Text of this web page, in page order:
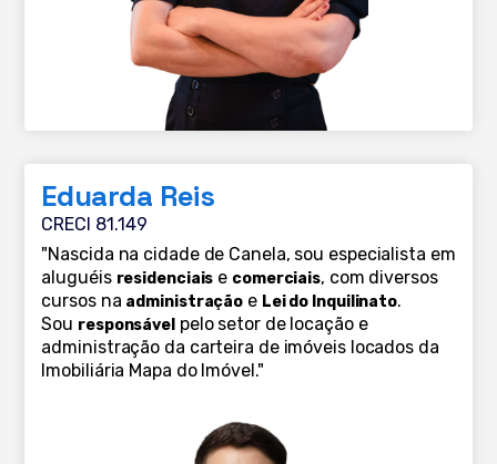
Eduarda Reis
CRECI 81.149
"Nascida na cidade de Canela, sou especialista em
aluguéis residenciais e comerciais, com diversos
cursos na administração e Lei do Inquilinato.
Sou responsável pelo setor de locação e
administração da carteira de imóveis locados da
Imobiliária Mapa do Imóvel."